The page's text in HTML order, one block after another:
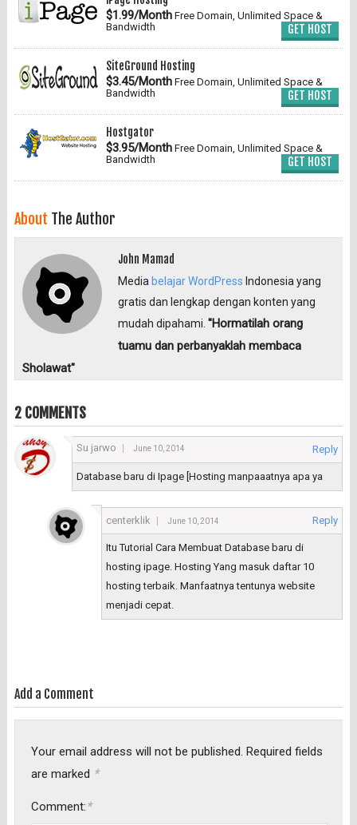
$1.99/MonthFree Domain, Unlimited Space &
Bandwidth
GET HOST
SiteGround Hosting
$3.45/MonthFree Domain, Unlimited Space &
Bandwidth
GET HOST
Hostgator
$3.95/MonthFree Domain, Unlimited Space &
Bandwidth
GET HOST
About The Author
John Mamad
Media belajar WordPress Indonesia yang
gratis dan lengkap dengan konten yang
mudah dipahami."Hormatilah orang
tuamu dan perbanyaklah membaca
Sholawat"
2 COMMENTS
Su jarwo June 10, 2014 Reply
Database baru di Ipage [Hosting manpaaatnya apa ya
centerklik June 10, 2014 Reply
Itu Tutorial Cara Membuat Database baru di
hosting ipage. Hosting Yang masuk daftar 10
hosting terbaik. Manfaatnya tentunya website
menjadi cepat.
Add a Comment
Your email address will not be published. Required fields
are marked *
Comment:*